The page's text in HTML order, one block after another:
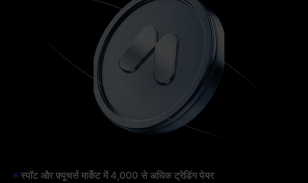
स्पॉट और फ़्यूचर्स मार्केट में 4,000 से अधिक ट्रेडिंग पेयर